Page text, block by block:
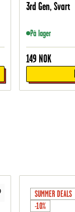
3rd Gen, Svart
På lager
149 NOK
SUMMER DEALS
-10%